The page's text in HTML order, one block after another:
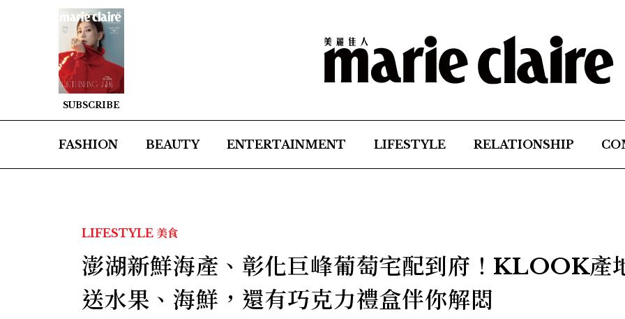
SUBSCRIBE
FASHION BEAUTY ENTERTAINMENT LIFESTYLE RELATIONSHIP
LIFESTYLE 美食
澎湖新鮮海產、彰化巨峰葡萄宅配到府！KLOOK產
送水果、海鮮，還有巧克力禮盒伴你解悶